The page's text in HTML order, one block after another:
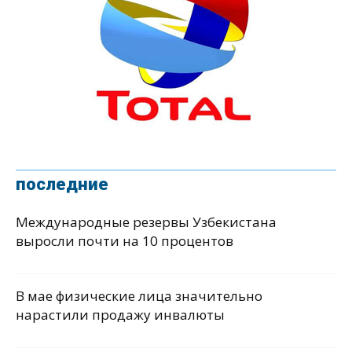
последние
Международные резервы Узбекистана
выросли почти на 10 процентов
В мае физические лица значительно
нарастили продажу инвалюты